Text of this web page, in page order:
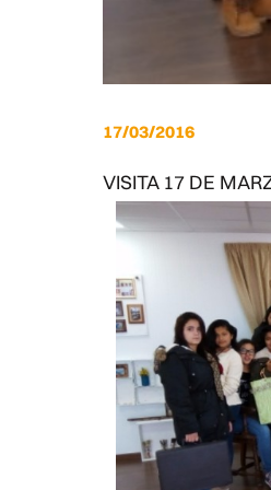
17/03/2016
VISITA 17 DE